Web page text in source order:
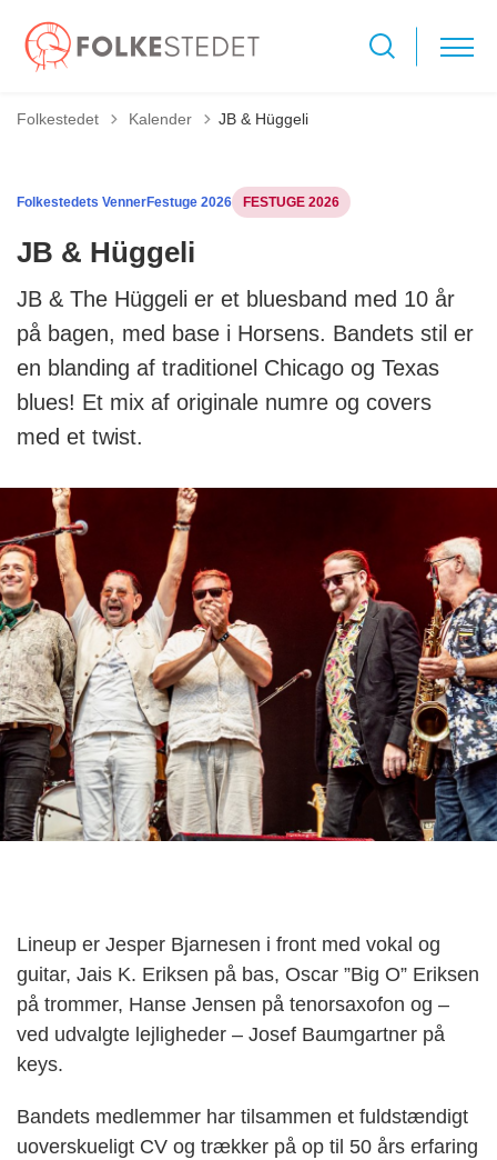
Folkestedet Tilbage til
Kalender JB & Hüggeli
Folkestedets VennerFestuge 2026 FESTUGE 2026
JB & Hüggeli
JB & The Hüggeli er et bluesband med 10 år
på bagen, med base i Horsens. Bandets stil er
en blanding af traditionel Chicago og Texas
blues! Et mix af originale numre og covers
med et twist.
Lineup er Jesper Bjarnesen i front med vokal og
guitar, Jais K. Eriksen på bas, Oscar ”Big O” Eriksen
på trommer, Hanse Jensen på tenorsaxofon og –
ved udvalgte lejligheder – Josef Baumgartner på
keys.
Bandets medlemmer har tilsammen et fuldstændigt
uoverskueligt CV og trækker på op til 50 års erfaring